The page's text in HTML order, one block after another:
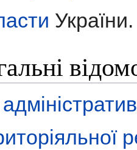
України.